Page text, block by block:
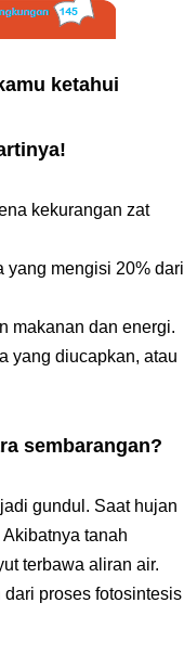
ketahui
kekurangan zat
yang mengisi 20% dari
makanan dan energi.
yang diucapkan, atau
sembarangan?
gundul. Saat hujan
tanah
terbawa aliran air.
proses fotosintesis